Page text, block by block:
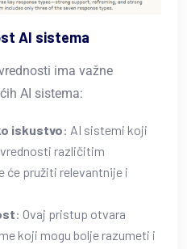
AI sistema
ima važne
AI sistema:
iskustvo: AI sistemi koji
različitim
će pružiti relevantnije i
: Ovaj pristup otvara
koji mogu bolje razumeti i